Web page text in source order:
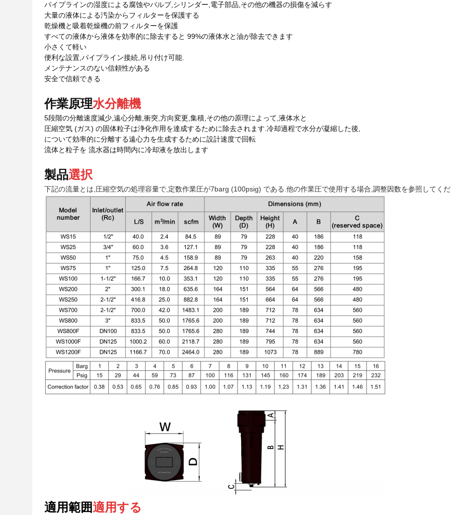
パイプラインの湿度による腐蚀やバルブ,シリンダー,電子部品,その他の機器の損傷を減らす
大量の液体による汚染からフィルターを保護する
乾燥機と吸着乾燥機の前フィルターを保護
すべての液体から液体を効率的に除去すると 99%の液体水と油が除去できます
小さくて軽い
便利な設置,パイプライン接続,吊り付け可能.
メンテナンスのない信頼性がある
安全で信頼できる
作業原理水分離機
5段階の分離速度減少,遠心分離,衝突,方向変更,集積,その他の原理によって,液体水と
圧縮空気 (ガス) の固体粒子は浄化作用を達成するために除去されます.冷却過程で水分が凝縮した後,
について効率的に分離する遠心力を生成するために設計速度で回転
流体と粒子を 流水器は時間内に冷却液を放出します
製品選択
下記の流量とは,圧縮空気の処理容量で,定数作業圧が7barg (100psig) である.他の作業圧で使用する場合, 調整因数を参照してく
適用範囲適用する